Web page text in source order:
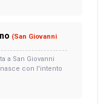
(San Giovanni
a San Giovanni
con l'intento